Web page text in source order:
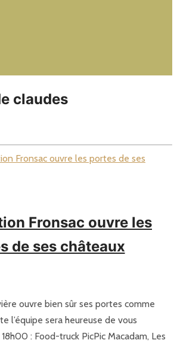
claudes
Fronsac ouvre les
de ses châteaux
ouvre bien sûr ses portes comme
l’équipe sera heureuse de vous
: Food-truck PicPic Macadam, Les